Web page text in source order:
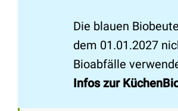
Die blauen
dem 01.01.2027
Bioabfälle
Infos zur